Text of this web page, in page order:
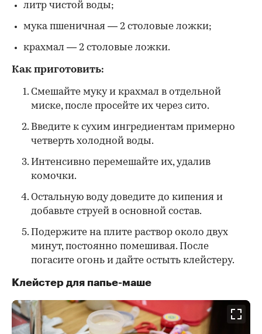
литр чистой воды;
мука пшеничная — 2 столовые ложки;
крахмал — 2 столовые ложки.
Как приготовить:
Смешайте муку и крахмал в отдельной
миске, после просейте их через сито.
Введите к сухим ингредиентам примерно
четверть холодной воды.
Интенсивно перемешайте их, удалив
комочки.
Остальную воду доведите до кипения и
добавьте струей в основной состав.
Подержите на плите раствор около двух
минут, постоянно помешивая. После
погасите огонь и дайте остыть клейстеру.
Клейстер для папье-маше